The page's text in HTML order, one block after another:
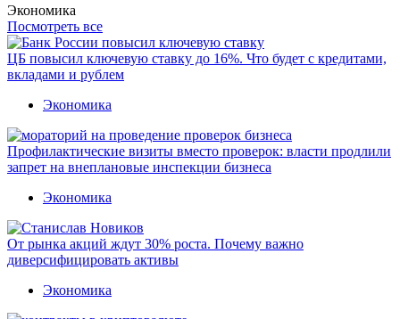
Экономика
Посмотреть все
ЦБ повысил ключевую ставку до 16%. Что будет с кредитами,
вкладами и рублем
Экономика
Профилактические визиты вместо проверок: власти продлили
запрет на внеплановые инспекции бизнеса
Экономика
От рынка акций ждут 30% роста. Почему важно
диверсифицировать активы
Экономика